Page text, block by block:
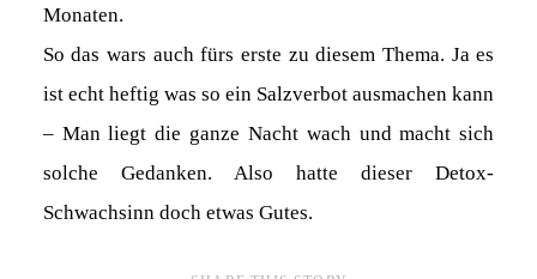
Monaten.
So das wars auch fürs erste zu diesem Thema. Ja es
ist echt heftig was so ein Salzverbot ausmachen kann
– Man liegt die ganze Nacht wach und macht sich
solche Gedanken. Also hatte dieser Detox-
Schwachsinn doch etwas Gutes.